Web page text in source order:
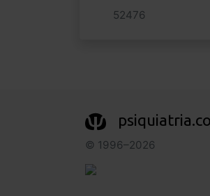
52476
© 1996–2026